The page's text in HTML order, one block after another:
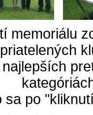
memoriálu
sa po